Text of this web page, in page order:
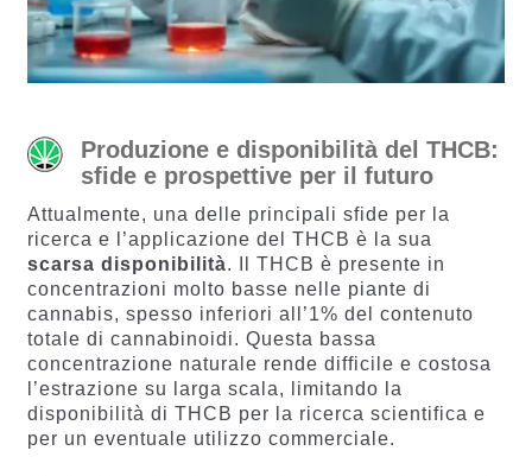
Produzione e disponibilità del THCB:
sfide e prospettive per il futuro
Attualmente, una delle principali sfide per la
ricerca e l’applicazione del THCB è la sua
scarsa disponibilità. Il THCB è presente in
concentrazioni molto basse nelle piante di
cannabis, spesso inferiori all’1% del contenuto
totale di cannabinoidi. Questa bassa
concentrazione naturale rende difficile e costosa
l’estrazione su larga scala, limitando la
disponibilità di THCB per la ricerca scientifica e
per un eventuale utilizzo commerciale.